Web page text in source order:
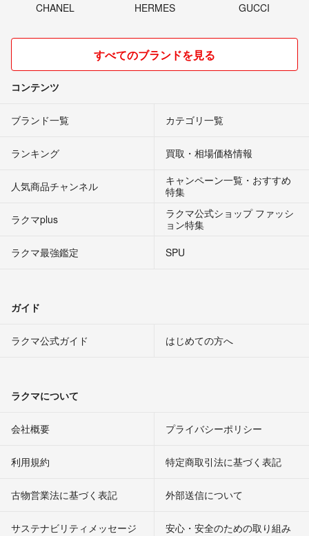
CHANEL HERMES GUCCI
すべてのブランドを見る
コンテンツ
ブランド一覧 カテゴリ一覧
ランキング 買取・相場価格情報
人気商品チャンネル
キャンペーン一覧・おすすめ
特集
ラクマplus
ラクマ公式ショップ ファッシ
ョン特集
ラクマ最強鑑定
SPU
ガイド
ラクマ公式ガイド はじめての方へ
ラクマについて
会社概要 プライバシーポリシー
利用規約 特定商取引法に基づく表記
古物営業法に基づく表記 外部送信について
サステナビリティメッセージ 安心・安全のための取り組み